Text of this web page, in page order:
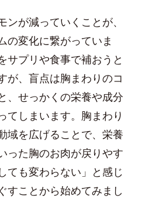
が減っていくことが、
の変化に繋がっていま
サプリや食事で補おうと
が、盲点は胸まわりのコ
、せっかくの栄養や成分
てしまいます。胸まわり
域を広げることで、栄養
った胸のお肉が戻りやす
ても変わらない」と感じ
すことから始めてみまし